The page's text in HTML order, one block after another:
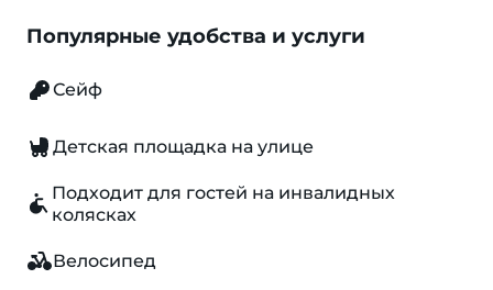
Популярные удобства и услуги
Сейф
Детская площадка на улице
Подходит для гостей на инвалидных
колясках
Велосипед